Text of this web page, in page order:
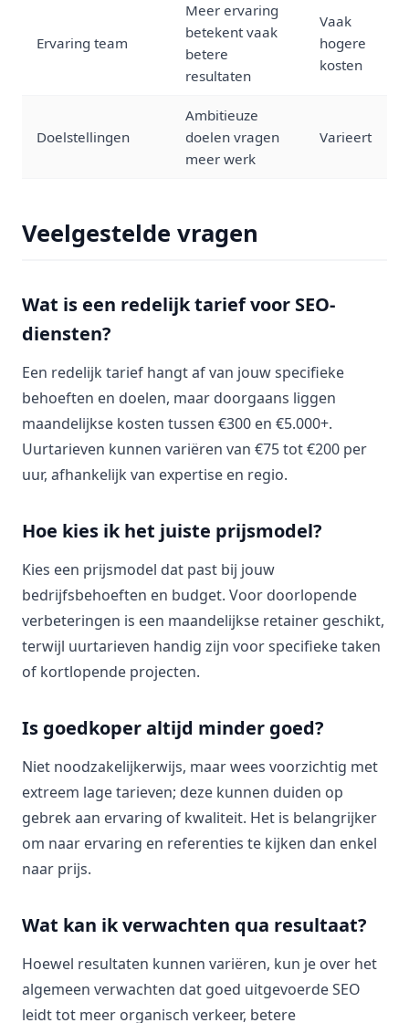
Ervaring team
Meer ervaring
betekent vaak
betere
resultaten
Vaak
hogere
kosten
Doelstellingen
Ambitieuze
doelen vragen
meer werk
Varieert
Veelgestelde vragen
Wat is een redelijk tarief voor SEO-
diensten?
Een redelijk tarief hangt af van jouw specifieke
behoeften en doelen, maar doorgaans liggen
maandelijkse kosten tussen €300 en €5.000+.
Uurtarieven kunnen variëren van €75 tot €200 per
uur, afhankelijk van expertise en regio.
Hoe kies ik het juiste prijsmodel?
Kies een prijsmodel dat past bij jouw
bedrijfsbehoeften en budget. Voor doorlopende
verbeteringen is een maandelijkse retainer geschikt,
terwijl uurtarieven handig zijn voor specifieke taken
of kortlopende projecten.
Is goedkoper altijd minder goed?
Niet noodzakelijkerwijs, maar wees voorzichtig met
extreem lage tarieven; deze kunnen duiden op
gebrek aan ervaring of kwaliteit. Het is belangrijker
om naar ervaring en referenties te kijken dan enkel
naar prijs.
Wat kan ik verwachten qua resultaat?
Hoewel resultaten kunnen variëren, kun je over het
algemeen verwachten dat goed uitgevoerde SEO
leidt tot meer organisch verkeer, betere